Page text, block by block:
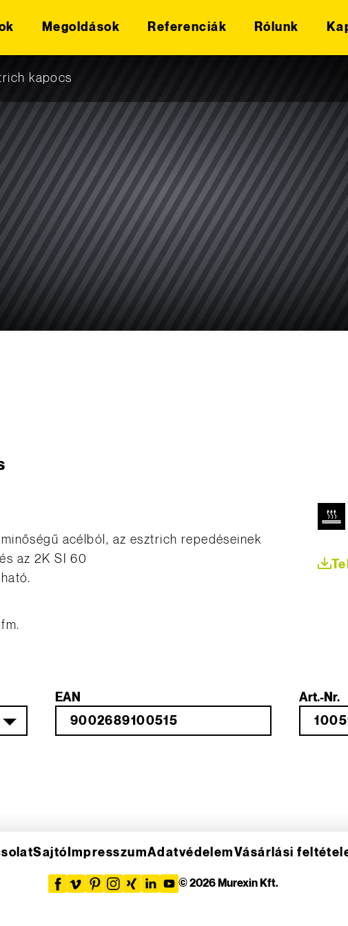
Megoldások Referenciák Rólunk
kapocs
acélból, az esztrich repedéseinek
az 2K SI 60
EAN Art.-Nr.
Sajtó ImpresszumAdatvédelemVásárlási
© 2026 Murexin Kft.